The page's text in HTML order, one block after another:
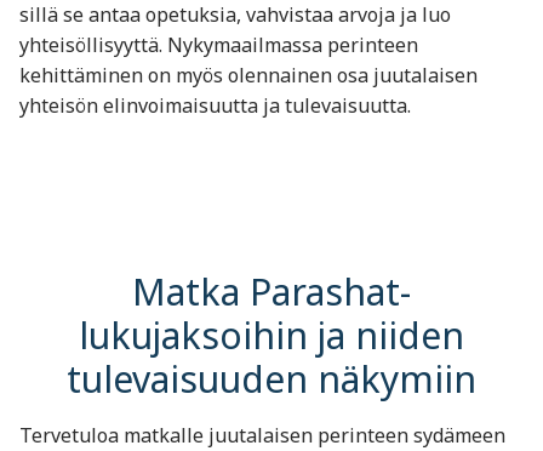
sillä se antaa opetuksia, vahvistaa arvoja ja luo
yhteisöllisyyttä. Nykymaailmassa perinteen
kehittäminen on myös olennainen osa juutalaisen
yhteisön elinvoimaisuutta ja tulevaisuutta.
Matka Parashat-
lukujaksoihin ja niiden
tulevaisuuden näkymiin
Tervetuloa matkalle juutalaisen perinteen sydämeen